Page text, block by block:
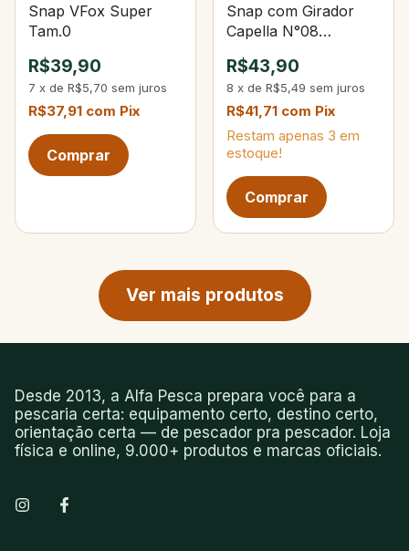
Snap VFox Super
Tam.0
R$39,90
7 x de R$5,70 sem juros
R$37,91 com Pix
Snap com Girador
Capella N°08
R$43,90
8 x de R$5,49 sem juros
R$41,71 com Pix
Restam apenas 3 em
estoque!
Ver mais produtos
Desde 2013, a Alfa Pesca prepara você para a
pescaria certa: equipamento certo, destino certo,
orientação certa — de pescador pra pescador. Loja
física e online, 9.000+ produtos e marcas oficiais.